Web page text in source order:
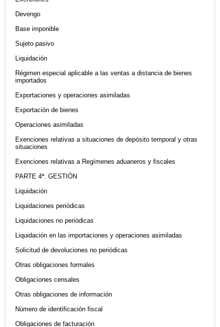
Devengo
Base imponible
Sujeto pasivo
Liquidación
Régimen especial aplicable a las ventas a distancia de bienes
importados
Exportaciones y operaciones asimiladas
Exportación de bienes
Operaciones asimiladas
Exenciones relativas a situaciones de depósito temporal y otras
situaciones
Exenciones relativas a Regímenes aduaneros y fiscales
PARTE 4ª. GESTIÓN
Liquidación
Liquidaciones periódicas
Liquidaciones no periódicas
Liquidación en las importaciones y operaciones asimiladas
Solicitud de devoluciones no periódicas
Otras obligaciones formales
Obligaciones censales
Otras obligaciones de información
Número de identificación fiscal
Obligaciones de facturación